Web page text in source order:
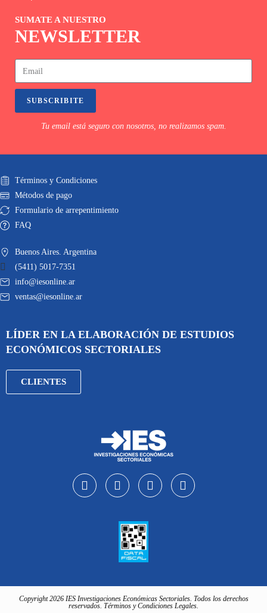
SUMATE A NUESTRO
NEWSLETTER
SUBSCRIBITE
Tu email está seguro con nosotros, no realizamos spam.
Términos y Condiciones
Métodos de pago
Formulario de arrepentimiento
FAQ
Buenos Aires. Argentina
(5411) 5017-7351
info@iesonline.ar
ventas@iesonline.ar
LÍDER EN LA ELABORACIÓN DE ESTUDIOS
ECONÓMICOS SECTORIALES
CLIENTES
Copyright 2026 IES Investigaciones Económicas Sectoriales. Todos los derechos
reservados. Términos y Condiciones Legales.